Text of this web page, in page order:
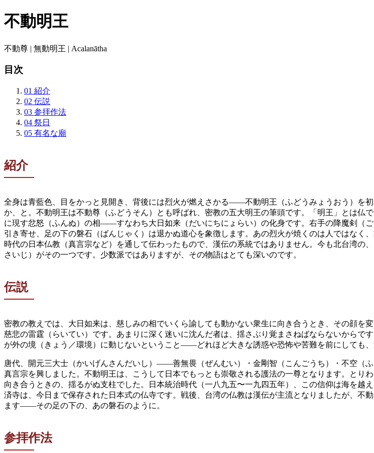
不動明王
不動尊 | 無動明王 | Acalanātha
目次
01 紹介
02 伝説
03 参拝作法
04 祭日
05 有名な廟
紹介
全身は青藍色、目をかっと見開き、背後には烈火が燃えさかる——不動明王（ふどうみょうおう）を
か、と。不動明王は不動尊（ふどうそん）とも呼ばれ、密教の五大明王の筆頭です。「明王」とは
に現す忿怒（ふんぬ）の相——すなわち大日如来（だいにちにょらい）の化身です。右手の降魔剣（
引き寄せ、足の下の磐石（ばんじゃく）は退かぬ道心を象徴します。あの烈火が焼くのは人ではな
時代の日本仏教（真言宗など）を通して伝わったもので、漢伝の系統ではありません。今も北台湾
さいじ）がその一つです。少数派ではありますが、その物語はとても深いのです。
伝説
密教の教えでは、大日如来は、慈しみの相でいくら諭しても動かない衆生に向き合うとき、その顔
慈悲の雷霆（らいてい）です。あまりに深く迷いに沈んだ者は、揺さぶり覚まさねばならないから
が外の境（きょう／環境）に動じないということ——どれほど大きな誘惑や恐怖や苦難を前にしても
唐代、開元三大士（かいげんさんだいし）——善無畏（ぜんむい）・金剛智（こんごうち）・不空
真言宗を興しました。不動明王は、こうして日本でもっとも崇敬される護法の一尊となります。とり
向き合うときの、揺るがぬ支柱でした。日本統治時代（一八九五〜一九四五年）、この信仰は海を
済寺は、今日まで保存された日本式の仏寺です。戦後、台湾の仏教は漢伝が主流となりましたが、
ます——その足の下の、あの磐石のように。
参拝作法